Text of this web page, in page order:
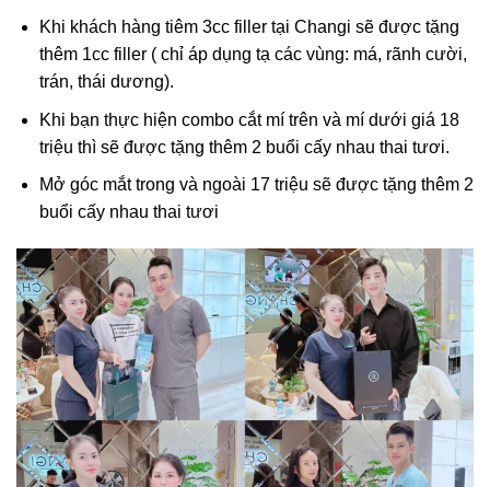
Khi khách hàng tiêm 3cc filler tại Changi sẽ được tặng
thêm 1cc filler ( chỉ áp dụng tạ các vùng: má, rãnh cười,
trán, thái dương).
Khi bạn thực hiện combo cắt mí trên và mí dưới giá 18
triệu thì sẽ được tặng thêm 2 buổi cấy nhau thai tươi.
Mở góc mắt trong và ngoài 17 triệu sẽ được tặng thêm 2
buổi cấy nhau thai tươi